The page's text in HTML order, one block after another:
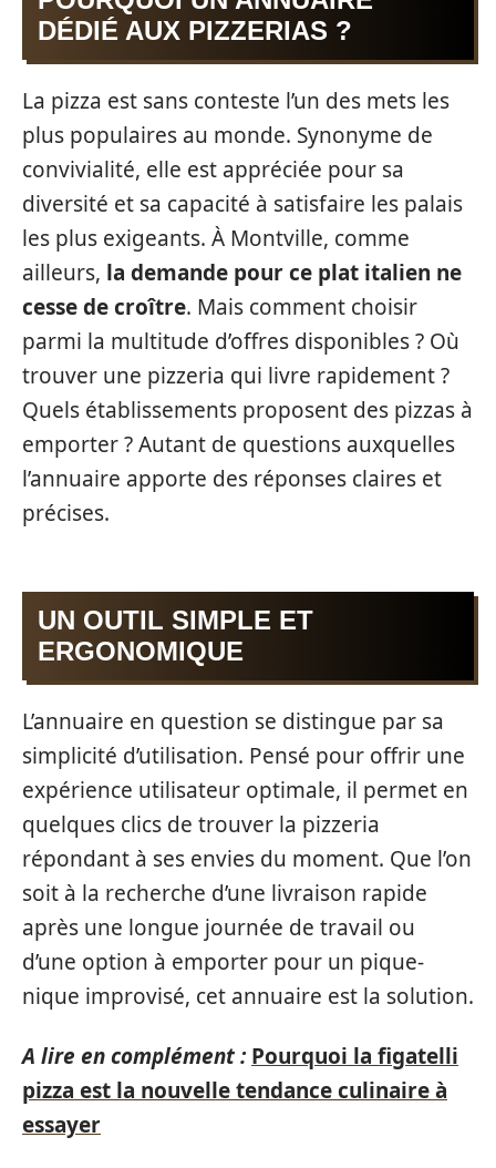
DÉDIÉ AUX PIZZERIAS ?
La pizza est sans conteste l’un des mets les
plus populaires au monde. Synonyme de
convivialité, elle est appréciée pour sa
diversité et sa capacité à satisfaire les palais
les plus exigeants. À Montville, comme
ailleurs, la demande pour ce plat italien ne
cesse de croître. Mais comment choisir
parmi la multitude d’offres disponibles ? Où
trouver une pizzeria qui livre rapidement ?
Quels établissements proposent des pizzas à
emporter ? Autant de questions auxquelles
l’annuaire apporte des réponses claires et
précises.
UN OUTIL SIMPLE ET
ERGONOMIQUE
L’annuaire en question se distingue par sa
simplicité d’utilisation. Pensé pour offrir une
expérience utilisateur optimale, il permet en
quelques clics de trouver la pizzeria
répondant à ses envies du moment. Que l’on
soit à la recherche d’une livraison rapide
après une longue journée de travail ou
d’une option à emporter pour un pique-
nique improvisé, cet annuaire est la solution.
A lire en complément : Pourquoi la figatelli
pizza est la nouvelle tendance culinaire à
essayer